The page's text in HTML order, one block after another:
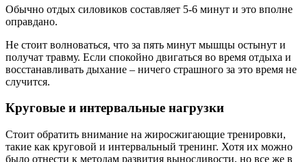
Обычно отдых силовиков составляет 5-6 минут и это вполне
оправдано.
Не стоит волноваться, что за пять минут мышцы остынут и
получат травму. Если спокойно двигаться во время отдыха и
восстанавливать дыхание – ничего страшного за это время не
случится.
Круговые и интервальные нагрузки
Стоит обратить внимание на жиросжигающие тренировки,
такие как круговой и интервальный тренинг. Хотя их можно
было отнести к методам развития выносливости, но все же в